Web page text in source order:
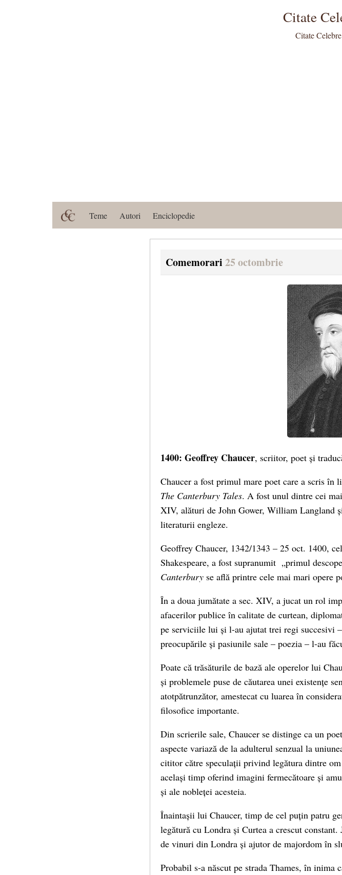
Citate
Citate
Teme Autori Enciclopedie
Comemorari 25 octombrie
1400: Geoffrey Chaucer, scriitor, poet și
Chaucer a fost primul mare poet care a scris în
The Canterbury Tales. A fost unul dintre cei
XIV, alături de John Gower, William Langland
literaturii engleze.
Geoffrey Chaucer, 1342/1343 – 25 oct. 1400,
Shakespeare, a fost supranumit „primul
Canterbury se află printre cele mai mari opere
În a doua jumătate a sec. XIV, a jucat un rol
afacerilor publice în calitate de curtean,
pe serviciile lui și l-au ajutat trei regi
preocupările și pasiunile sale – poezia – l-au
Poate că trăsăturile de bază ale operelor lui
și problemele puse de căutarea unei existențe
atotpătrunzător, amestecat cu luarea în
filosofice importante.
Din scrierile sale, Chaucer se distinge ca un
aspecte variază de la adulterul senzual la
cititor către speculații privind legătura dintre
același timp oferind imagini fermecătoare și
și ale nobleței acesteia.
Înaintașii lui Chaucer, timp de cel puțin patru
legătură cu Londra și Curtea a crescut
de vinuri din Londra și ajutor de majordom în
Probabil s-a născut pe strada Thames, în